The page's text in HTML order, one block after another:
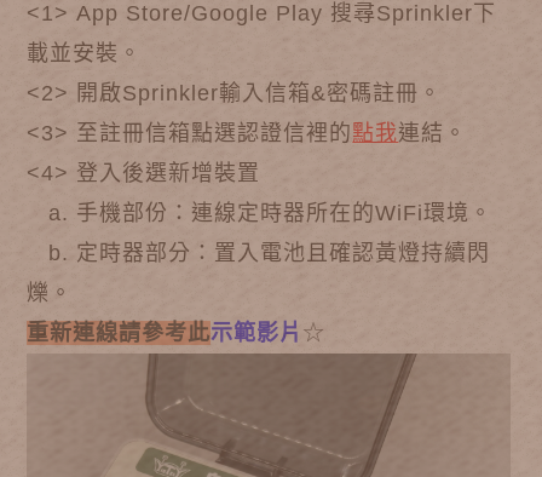
<1>App Store/Google Play 搜尋Sprinkler下
載並安裝。
<2> 開啟Sprinkler輸入信箱&密碼註冊。
<3> 至註冊信箱點選認證信裡的點我連結。
<4> 登入後選新增裝置
a. 手機部份：連線定時器所在的WiFi環境。
b. 定時器部分：置入電池且確認黃燈持續閃
爍。
重新連線請參考此示範影片 ☆